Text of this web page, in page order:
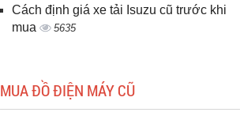
Cách định giá xe tải Isuzu cũ trước khi
mua
5635
MUA ĐỒ ĐIỆN MÁY CŨ